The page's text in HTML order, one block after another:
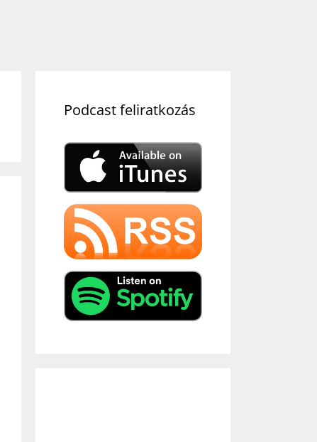
Podcast feliratkozás